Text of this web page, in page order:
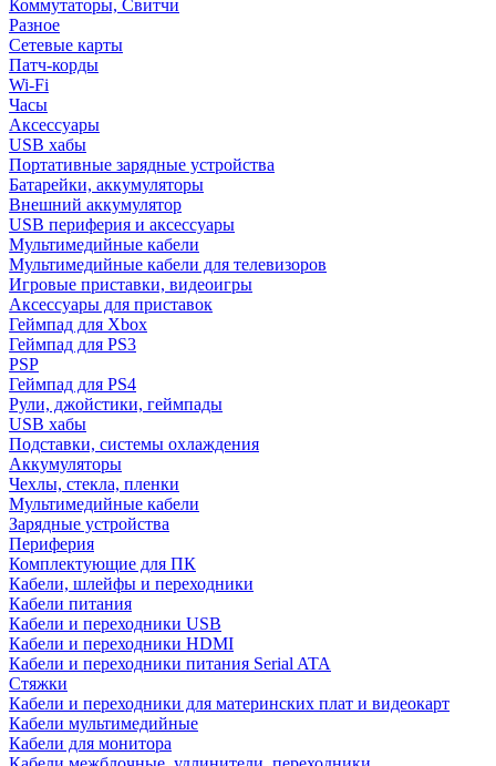
Коммутаторы, Свитчи
Разное
Сетевые карты
Патч-корды
Wi-Fi
Часы
Аксессуары
USB хабы
Портативные зарядные устройства
Батарейки, аккумуляторы
Внешний аккумулятор
USB периферия и аксессуары
Мультимедийные кабели
Мультимедийные кабели для телевизоров
Игровые приставки, видеоигры
Аксессуары для приставок
Геймпад для Xbox
Геймпад для PS3
PSP
Геймпад для PS4
Рули, джойстики, геймпады
USB хабы
Подставки, системы охлаждения
Аккумуляторы
Чехлы, стекла, пленки
Мультимедийные кабели
Зарядные устройства
Периферия
Комплектующие для ПК
Кабели, шлейфы и переходники
Кабели питания
Кабели и переходники USB
Кабели и переходники HDMI
Кабели и переходники питания Serial ATA
Стяжки
Кабели и переходники для материнских плат и видеокарт
Кабели мультимедийные
Кабели для монитора